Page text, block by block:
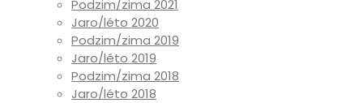
Podzim/zima 2021
Jaro/léto 2020
Podzim/zima 2019
Jaro/léto 2019
Podzim/zima 2018
Jaro/léto 2018